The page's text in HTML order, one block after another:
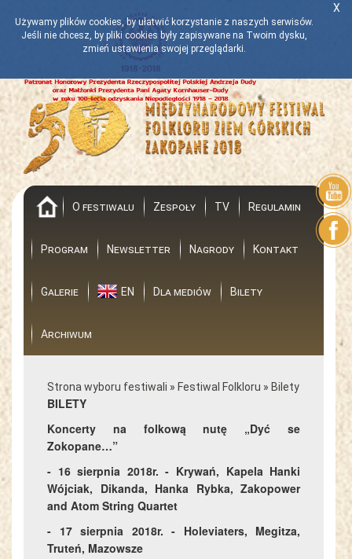
PowrótO festiwalu Zespoły TV Regulamin
Program Newsletter Nagrody Kontakt
Galerie EN Dla mediów Bilety
Archiwum
Strona wyboru festiwali » Festiwal Folkloru » Bilety
BILETY
Koncerty na folkową nutę „Dyć se
Zokopane…”
- 16 sierpnia 2018r. - Krywań, Kapela Hanki
Wójciak, Dikanda, Hanka Rybka, Zakopower
and Atom String Quartet
- 17 sierpnia 2018r. - Holeviaters, Megitza,
Truteń, Mazowsze
Używamy plików cookies, by ułatwić korzystanie z naszych serwisów.
Jeśli nie chcesz, by pliki cookies były zapisywane na Twoim dysku,
zmień ustawienia swojej przeglądarki.
X